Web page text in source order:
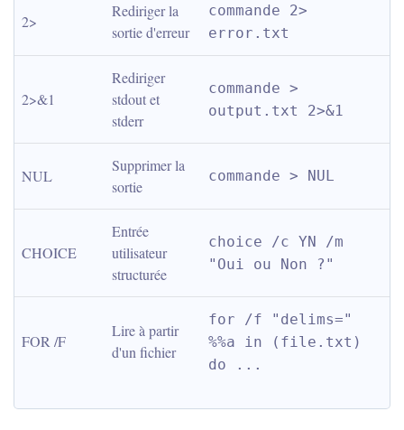
2>
Rediriger la
sortie d'erreur
commande 2>
error.txt
2>&1
Rediriger
stdout et
stderr
commande >
output.txt 2>&1
NUL
Supprimer la
sortie
commande > NUL
CHOICE
Entrée
utilisateur
structurée
choice /c YN /m
"Oui ou Non ?"
FOR /F
Lire à partir
d'un fichier
for /f "delims="
%%a in (file.txt)
do ...